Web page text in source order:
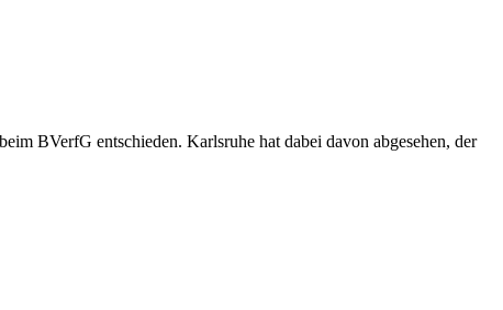
BVerfG entschieden. Karlsruhe hat dabei davon abgesehen, der